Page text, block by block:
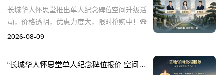
长城华人怀思堂推出单人纪念碑位空间升级活
动，价格透明，优惠力度大，限时抢购中！☎
华人怀思堂电话:400-838-5063在快节奏的现代
2026-08-09
“长城华人怀思堂单人纪念碑位报价 空间升级活动限时开启”